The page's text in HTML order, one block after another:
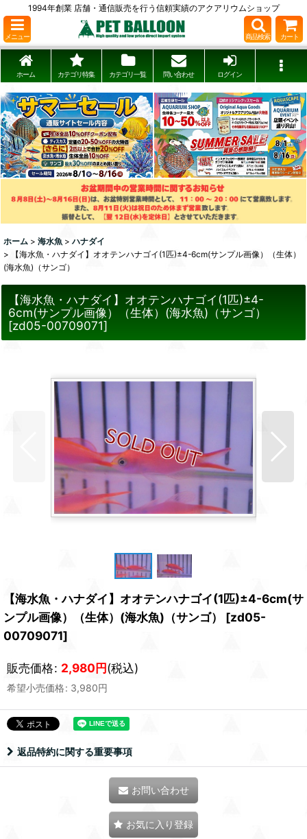
1994年創業 店舗・通信販売を行う信頼実績のアクアリウムショップ
メニュー 商品検索 カート
ホーム カテゴリ特集 カテゴリ一覧 問い合わせ ログイン
ホーム > 海水魚 > ハナダイ
>
【海水魚・ハナダイ】オオテンハナゴイ(1匹)±4-6cm(サンプル画像）（生体）
(海水魚)（サンゴ）
【海水魚・ハナダイ】オオテンハナゴイ(1匹)±4-
6cm(サンプル画像）（生体）(海水魚)（サンゴ）
[zd05-00709071]
【海水魚・ハナダイ】オオテンハナゴイ(1匹)±4-6cm(サ
ンプル画像）（生体）(海水魚)（サンゴ）
[zd05-
00709071]
販売価格: 2,980円(税込)
希望小売価格: 3,980円
返品特約に関する重要事項
お問い合わせ
お気に入り登録